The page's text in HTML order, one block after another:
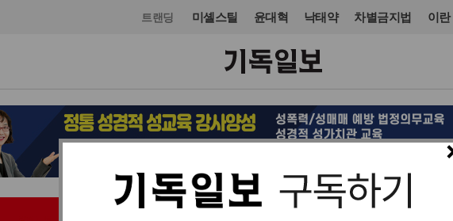
트랜딩 미셸스틸 윤대혁 낙태약 차별금지법 이란